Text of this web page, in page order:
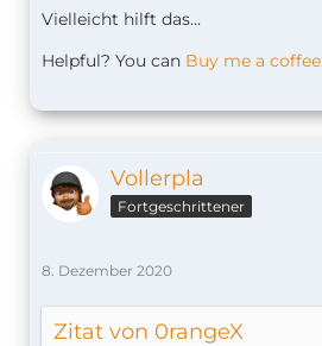
Vielleicht hilft das...
Helpful? You can Buy me a coffee
Vollerpla
Fortgeschrittener
8. Dezember 2020
Zitat von 0rangeX